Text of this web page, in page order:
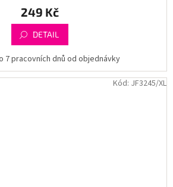
249 Kč
DETAIL
7 pracovních dnů od objednávky
Kód: JF3245/XL